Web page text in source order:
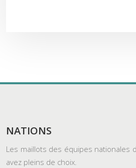
NATIONS
Les maillots des équipes nationales
avez pleins de choix.